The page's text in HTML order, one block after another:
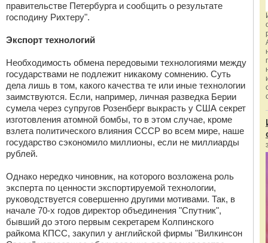
правительстве Петербурга и сообщить о результате
господину Рихтеру".
Экспорт технологий
Необходимость обмена передовыми технологиями между
государствами не подлежит никакому сомнению. Суть
дела лишь в том, какого качества те или иные технологии
заимствуются. Если, например, личная разведка Берии
сумела через супругов Розенберг выкрасть у США секрет
изготовления атомной бомбы, то в этом случае, кроме
взлета политического влияния СССР во всем мире, наше
государство сэкономило миллионы, если не миллиарды
рублей.
Однако нередко чиновник, на которого возложена роль
эксперта по ценности экспортируемой технологии,
руководствуется совершенно другими мотивами. Так, в
начале 70-х годов директор объединения "Спутник",
бывший до этого первым секретарем Колпинского
райкома КПСС, закупил у английской фирмы "Вилкинсон